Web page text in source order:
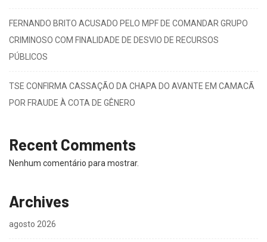
FERNANDO BRITO ACUSADO PELO MPF DE COMANDAR GRUPO
CRIMINOSO COM FINALIDADE DE DESVIO DE RECURSOS
PÚBLICOS
TSE CONFIRMA CASSAÇÃO DA CHAPA DO AVANTE EM CAMACÃ
POR FRAUDE À COTA DE GÊNERO
Recent Comments
Nenhum comentário para mostrar.
Archives
agosto 2026